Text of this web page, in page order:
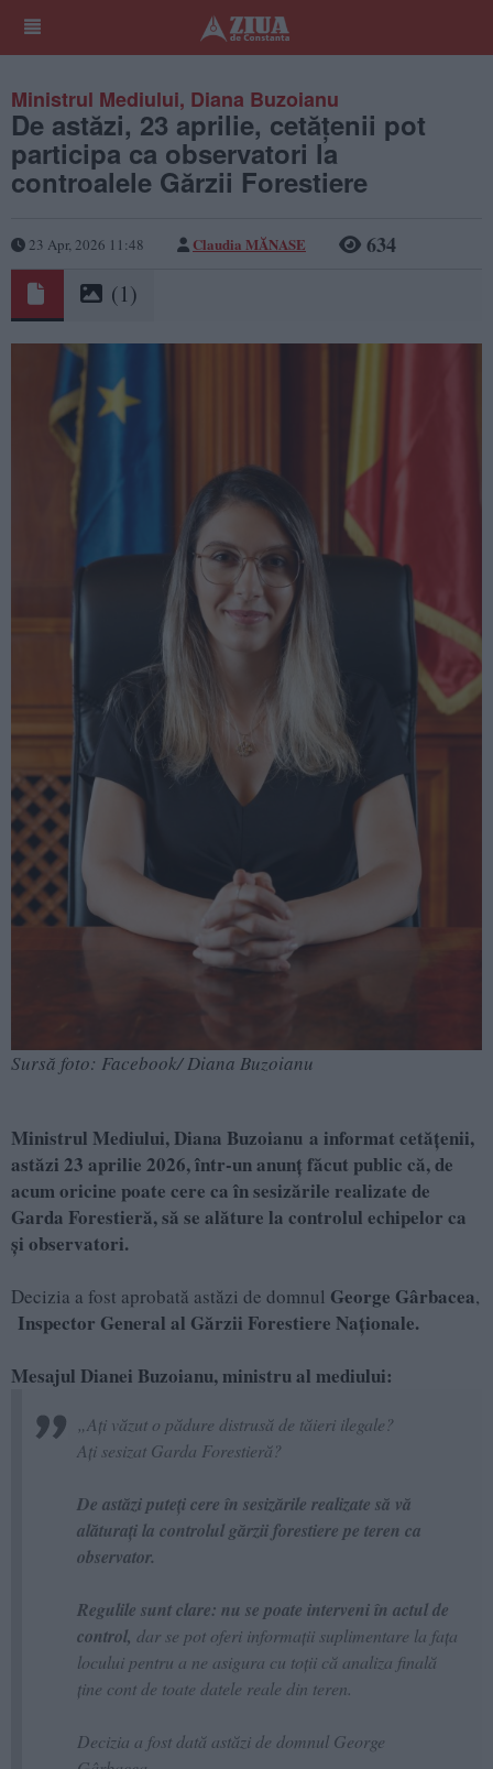
Ministrul Mediului, Diana Buzoianu
De astăzi, 23 aprilie, cetățenii pot
participa ca observatori la
controalele Gărzii Forestiere
23 Apr, 2026 11:48 Claudia MĂNASE 634
(1)
Sursă foto: Facebook/ Diana Buzoianu
Ministrul Mediului, Diana Buzoianu a informat cetățenii,
astăzi 23 aprilie 2026, într-un anunț făcut public că, de
acum oricine poate cere ca în sesizările realizate de
Garda Forestieră, să se alăture la controlul echipelor ca
și observatori.
Decizia a fost aprobată astăzi de domnul George Gârbacea,
Inspector General al Gărzii Forestiere Naționale.
Mesajul Dianei Buzoianu, ministru al mediului:
„Ați văzut o pădure distrusă de tăieri ilegale?
Ați sesizat Garda Forestieră?
De astăzi puteți cere în sesizările realizate să vă
alăturați la controlul gărzii forestiere pe teren ca
observator.
Regulile sunt clare: nu se poate interveni în actul de
control, dar se pot oferi informații suplimentare la fața
locului pentru a ne asigura cu toții că analiza finală
ține cont de toate datele reale din teren.
Decizia a fost dată astăzi de domnul George